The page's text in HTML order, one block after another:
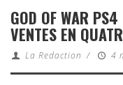
GOD OF WAR
VENTES EN
La Redaction / 4